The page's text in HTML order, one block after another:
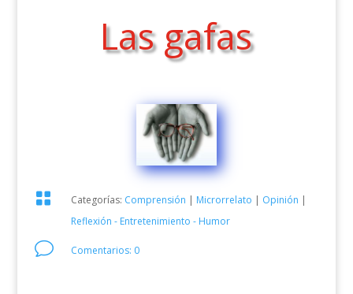
Las gafas
 Categorías: Comprensión | Microrrelato | Opinión |
Reflexión - Entretenimiento - Humor
v Comentarios: 0